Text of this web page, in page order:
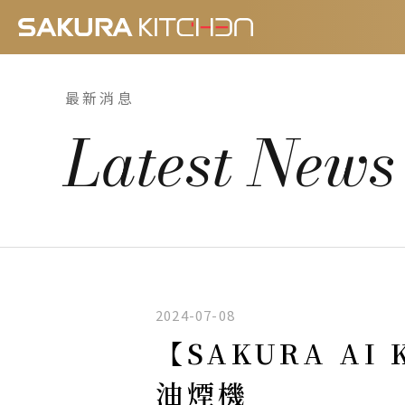
最新消息
Latest News
2024-07-08
【SAKURA AI
油煙機